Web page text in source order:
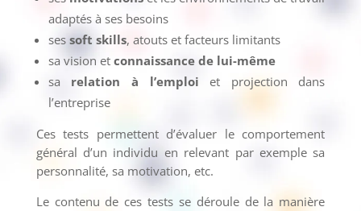
adaptés à ses besoins
ses soft skills, atouts et facteurs limitants
sa vision et connaissance de lui-même
sa relation à l’emploi et projection dans
l’entreprise
Ces tests permettent d’évaluer le comportement
général d’un individu en relevant par exemple sa
personnalité, sa motivation, etc.
Le contenu de ces tests se déroule de la manière